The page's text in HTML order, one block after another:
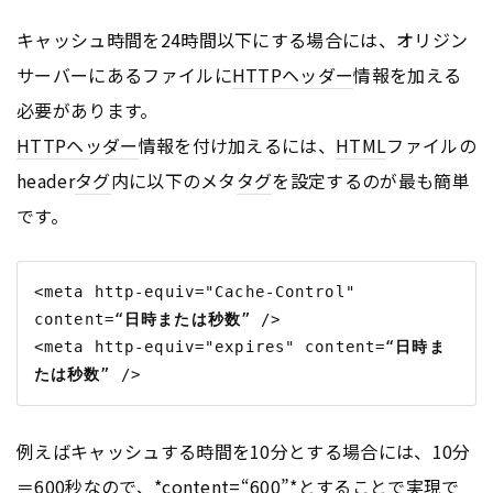
キャッシュ時間を24時間以下にする場合には、オリジン
サーバーにあるファイルにHTTPヘッダー情報を加える
必要があります。
HTTPヘッダー情報を付け加えるには、 HTMLファイルの
headerタグ内に以下のメタタグを設定するのが最も簡単
です。
<meta http-equiv="Cache-Control"
content=“ 日時または秒数” />
<meta http-equiv="expires" content=“ 日時ま
たは秒数
例えばキャッシュする時間を10分とする場合には、10分
＝600秒なので、*content=“600”*とすることで実現で